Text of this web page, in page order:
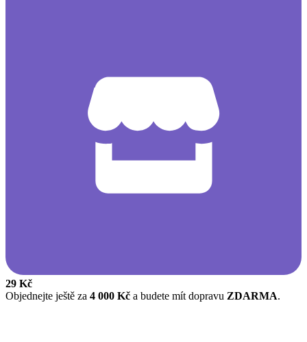
29 Kč
Objednejte ještě za 4 000 Kč a budete mít dopravu ZDARMA.